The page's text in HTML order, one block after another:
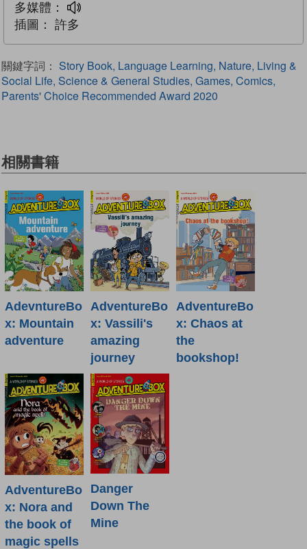
多媒體：
插圖：
許多
關鍵字詞： Story Book, Language Learning, Nature, Living &
Social Life, Science & General Studies, Games, Comics,
Parents' Choice Recommended Award 2020
相關書籍
AdevntureBo
x: Mountain
adventure
AdventureBo
x: Vassili's
amazing
journey
AdventureBo
x: Chaos at
the
bookshop!
AdventureBo
x: Nora and
the book of
magic spells
Danger
Down The
Mine